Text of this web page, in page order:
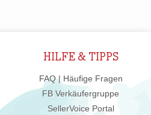
HILFE & TIPPS
FAQ | Häufige Fragen
FB Verkäufergruppe
SellerVoice Portal